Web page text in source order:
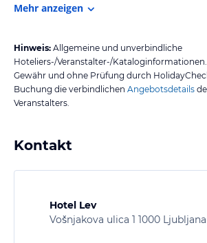
Mehr anzeigen
Hinweis: Allgemeine und unverbindliche
Hoteliers-/Veranstalter-/
Gewähr und ohne Prüfung durch
Buchung die verbindlichen Angebotsdetails
Veranstalters.
Kontakt
Hotel Lev
Vošnjakova ulica 1 1000